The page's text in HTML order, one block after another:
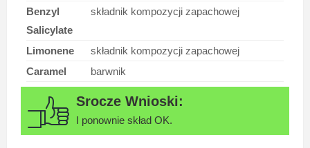
Benzyl
Salicylate
składnik kompozycji zapachowej
Limonene
składnik kompozycji zapachowej
Caramel
barwnik
I ponownie skład OK.